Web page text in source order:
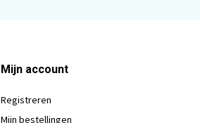
Mijn account
Registreren
Mijn bestellingen